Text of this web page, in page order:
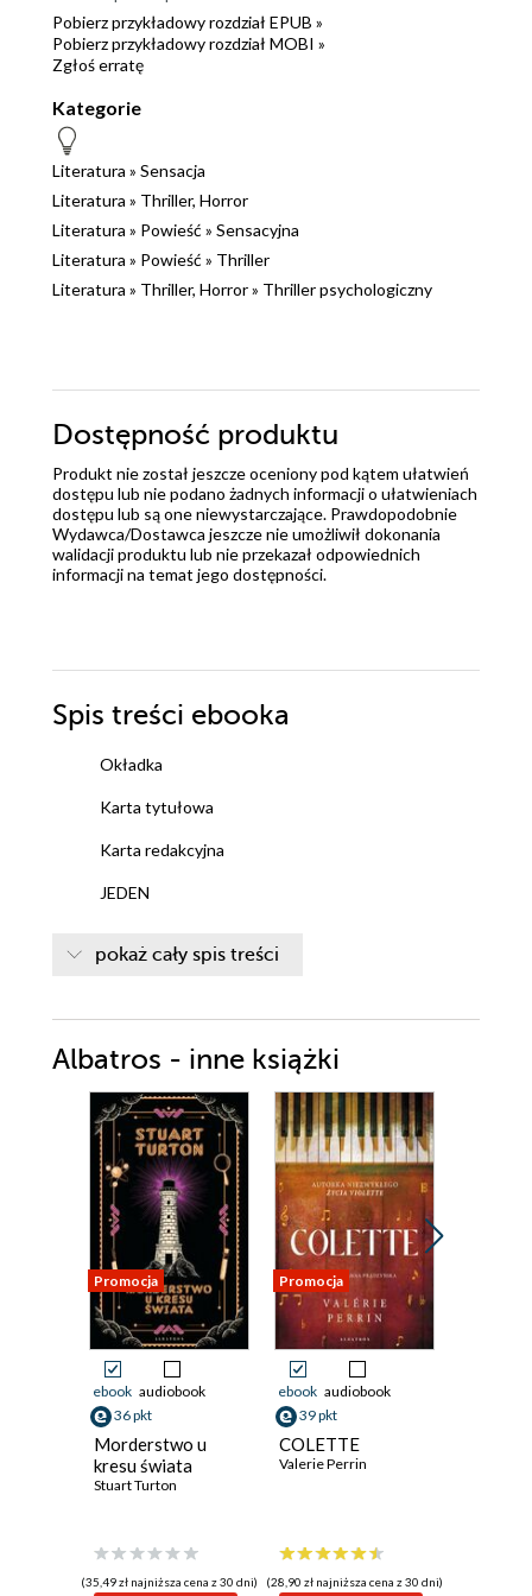
Pobierz przykładowy rozdział EPUB »
Pobierz przykładowy rozdział MOBI »
Zgłoś erratę
Kategorie
Literatura » Sensacja
Literatura » Thriller, Horror
Literatura » Powieść » Sensacyjna
Literatura » Powieść » Thriller
Literatura » Thriller, Horror» Thriller psychologiczny
Dostępność produktu
Produkt nie został jeszcze oceniony pod kątem ułatwień
dostępu lub nie podano żadnych informacji o ułatwieniach
dostępu lub są one niewystarczające. Prawdopodobnie
Wydawca/Dostawca jeszcze nie umożliwił dokonania
walidacji produktu lub nie przekazał odpowiednich
informacji na temat jego dostępności.
Spis treści ebooka
Okładka
Karta tytułowa
Karta redakcyjna
JEDEN
CZTERY
PIĘĆ
SZEŚĆ
SIEDEM
OSIEM
DZIEWIĘĆ
DZIESIĘĆ
JEDENAŚCIE
DWANAŚCIE
TRZYNAŚCIE
CZTERNAŚCIE
PIĘTNAŚCIE
SIEDEMNAŚCIE
pokaż cały spis treści
Albatros - inne książki
Promocja
ebook audiobook
36 pkt
Morderstwo u
kresu świata
Stuart Turton
(35,49 zł najniższa cena z 30 dni)
Promocja
ebook audiobook
39 pkt
COLETTE
Valerie Perrin
(28,90 zł najniższa cena z 30 dni)